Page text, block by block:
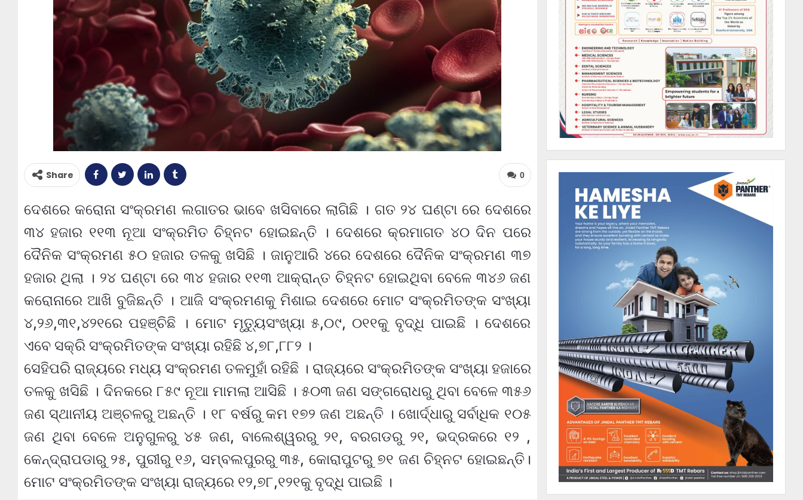
0
Share
ଦେଶରେ କରୋନା ସଂକ୍ରମଣ ଲଗାତର ଭାବେ ଖସିବାରେ ଲାଗିଛି । ଗତ ୨୪ ଘଣ୍ଟା ରେ ଦେଶରେ
୩୪ ହଜାର ୧୧୩ ନୂଆ ସଂକ୍ରମିତ ଚିହ୍ନଟ ହୋଇଛନ୍ତି । ଦେଶରେ କ୍ରମାଗତ ୪୦ ଦିନ ପରେ
ଦୈନିକ ସଂକ୍ରମଣ ୫୦ ହଜାର ତଳକୁ ଖସିଛି । ଜାନୁଆରି ୪ରେ ଦେଶରେ ଦୈନିକ ସଂକ୍ରମଣ ୩୭
ହଜାର ଥିଲା । ୨୪ ଘଣ୍ଟା ରେ ୩୪ ହଜାର ୧୧୩ ଆକ୍ରାନ୍ତ ଚିହ୍ନଟ ହୋଇଥିବା ବେଳେ ୩୪୬ ଜଣ
କରୋନାରେ ଆଖି ବୁଜିଛନ୍ତି । ଆଜି ସଂକ୍ରମଣକୁ ମିଶାଇ ଦେଶରେ ମୋଟ ସଂକ୍ରମିତଙ୍କ ସଂଖ୍ୟା
୪,୨୬,୩୧,୪୨୧ରେ ପହଞ୍ଚିଛି । ମୋଟ ମୃତ୍ୟୁସଂଖ୍ୟା ୫,୦୯, ୦୧୧କୁ ବୃଦ୍ଧି ପାଇଛି । ଦେଶରେ
ଏବେ ସକ୍ରି ସଂକ୍ରମିତଙ୍କ ସଂଖ୍ୟା ରହିଛି ୪,୭୮,୮୮୨ ।
ସେହିପରି ରାଜ୍ୟରେ ମଧ୍ୟ ସଂକ୍ରମଣ ତଳମୁହାଁ ରହିଛି । ରାଜ୍ୟରେ ସଂକ୍ରମିତଙ୍କ ସଂଖ୍ୟା ହଜାରେ
ତଳକୁ ଖସିଛି । ଦିନକରେ ୮୫୯ ନୂଆ ମାମଲା ଆସିଛି । ୫୦୩ ଜଣ ସଙ୍ଗରୋଧରୁ ଥିବା ବେଳେ ୩୫୬
ଜଣ ସ୍ଥାନୀୟ ଅଞ୍ଚଳରୁ ଅଛନ୍ତି । ୧୮ ବର୍ଷରୁ କମ ୧୭୨ ଜଣ ଅଛନ୍ତି । ଖୋର୍ଦ୍ଧାରୁ ସର୍ବାଧିକ ୧୦୫
ଜଣ ଥିବା ବେଳେ ଅନୁଗୁଳରୁ ୪୫ ଜଣ, ବାଲେଶ୍ୱରରୁ ୨୧, ବରଗଡରୁ ୨୧, ଭଦ୍ରକରେ ୧୨ ,
କେନ୍ଦ୍ରାପଡାରୁ ୨୫, ପୁରୀରୁ ୧୬, ସମ୍ବଲପୁରରୁ ୩୫, କୋରାପୁଟରୁ ୭୧ ଜଣ ଚିହ୍ନଟ ହୋଇଛନ୍ତି।
ମୋଟ ସଂକ୍ରମିତଙ୍କ ସଂଖ୍ୟା ରାଜ୍ୟରେ ୧୨,୭୮,୧୨୧କୁ ବୃଦ୍ଧି ପାଇଛି ।